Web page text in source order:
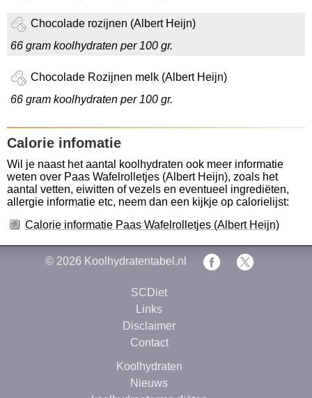
Chocolade rozijnen (Albert Heijn)
66 gram koolhydraten per 100 gr.
Chocolade Rozijnen melk (Albert Heijn)
66 gram koolhydraten per 100 gr.
Calorie infomatie
Wil je naast het aantal koolhydraten ook meer informatie
weten over Paas Wafelrolletjes (Albert Heijn), zoals het
aantal vetten, eiwitten of vezels en eventueel ingrediëten,
allergie informatie etc, neem dan een kijkje op calorielijst:
Calorie informatie Paas Wafelrolletjes (Albert Heijn)
© 2026 Koolhydratentabel.nl
SCDiet
Links
Disclaimer
Contact
Koolhydraten
Nieuws